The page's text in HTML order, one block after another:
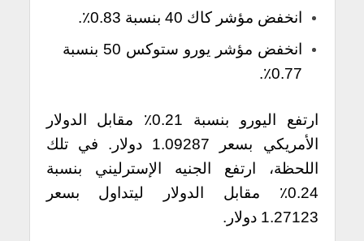
انخفض مؤشر كاك 40 بنسبة 0.83٪.
انخفض مؤشر يورو ستوكس 50 بنسبة
0.77٪.
ارتفع اليورو بنسبة 0.21٪ مقابل الدولار
الأمريكي بسعر 1.09287 دولار. في تلك
اللحظة، ارتفع الجنيه الإسترليني بنسبة
0.24٪ مقابل الدولار ليتداول بسعر
1.27123 دولار.